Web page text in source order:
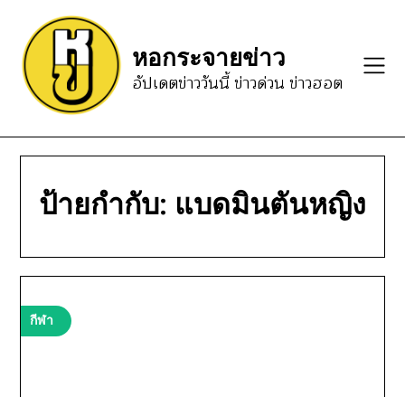
content
หอกระจายข่าว
อัปเดตข่าววันนี้ ข่าวด่วน ข่าวฮอต
ป้ายกำกับ: แบดมินตันหญิง
กีฬา